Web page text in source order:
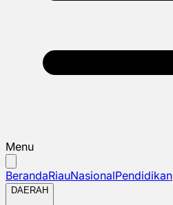
Menu
BerandaRiauNasionalPendidikan
DAERAH